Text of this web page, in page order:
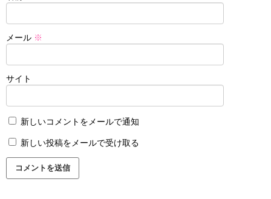
メール ※
サイト
新しいコメントをメールで通知
新しい投稿をメールで受け取る